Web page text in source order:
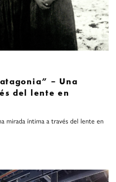
– Una
del lente en
mirada íntima a través del lente en